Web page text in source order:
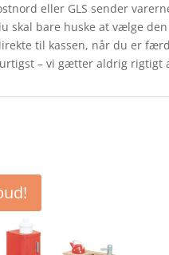
eller GLS sender
bare huske at vælge
til kassen, når du er
– vi gætter aldrig rigtigt